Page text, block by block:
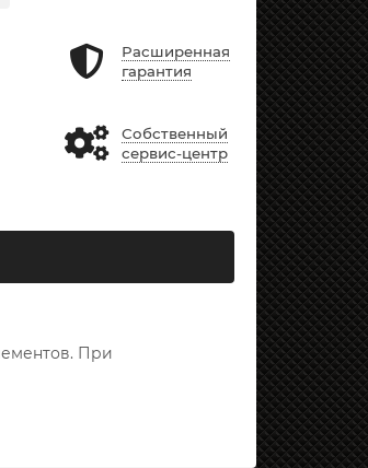
Расширенная
гарантия
Собственный
сервис-центр
При